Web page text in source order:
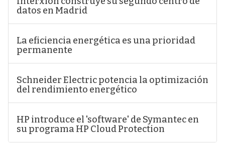
datos en Madrid
La eficiencia energética es una prioridad
permanente
Schneider Electric potencia la optimización
del rendimiento energético
HP introduce el 'software' de Symantec en
su programa HP Cloud Protection